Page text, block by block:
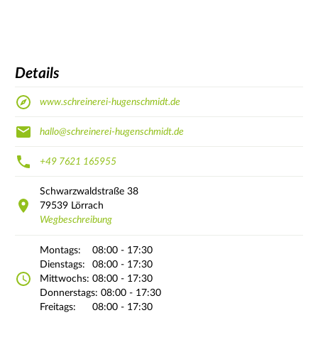
Details
www.schreinerei-hugenschmidt.de
hallo@schreinerei-hugenschmidt.de
+49 7621 165955
Schwarzwaldstraße 38
79539 Lörrach
Wegbeschreibung
Montags:
08:00 - 17:30
Dienstags:
08:00 - 17:30
Mittwochs: 08:00 - 17:30
Donnerstags: 08:00 - 17:30
Freitags:
08:00 - 17:30